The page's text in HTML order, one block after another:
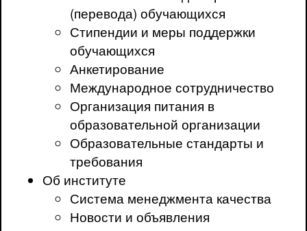
(перевода) обучающихся
Стипендии и меры поддержки
обучающихся
Анкетирование
Международное сотрудничество
Организация питания в
образовательной организации
Образовательные стандарты и
требования
Об институте
Система менеджмента качества
Новости и объявления